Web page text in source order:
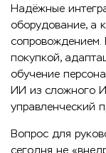
Надёжные
оборудование, а
сопровождением.
покупкой,
обучение
ИИ из сложного
управленческий
Вопрос для
сегодня не